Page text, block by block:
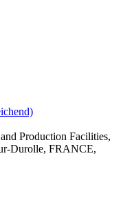
Production Facilities,
Durolle, FRANCE,